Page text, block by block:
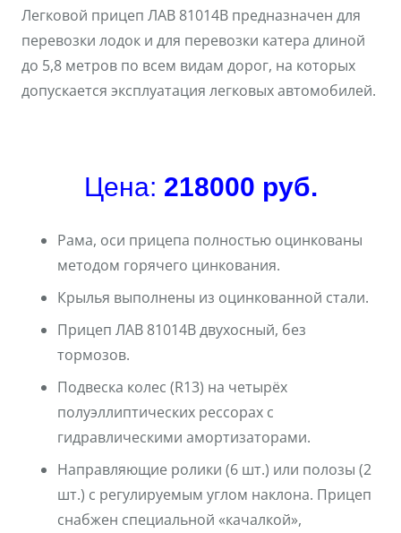
Легковой прицеп ЛАВ 81014В предназначен для
перевозки лодок и для перевозки катера длиной
до 5,8 метров по всем видам дорог, на которых
допускается эксплуатация легковых автомобилей.
Цена: 218000 руб.
Рама, оси прицепа полностью оцинкованы
методом горячего цинкования.
Крылья выполнены из оцинкованной стали.
Прицеп ЛАВ 81014В двухосный, без
тормозов.
Подвеска колес (R13) на четырёх
полуэллиптических рессорах с
гидравлическими амортизаторами.
Направляющие ролики (6 шт.) или полозы (2
шт.) с регулируемым углом наклона. Прицеп
снабжен специальной «качалкой»,